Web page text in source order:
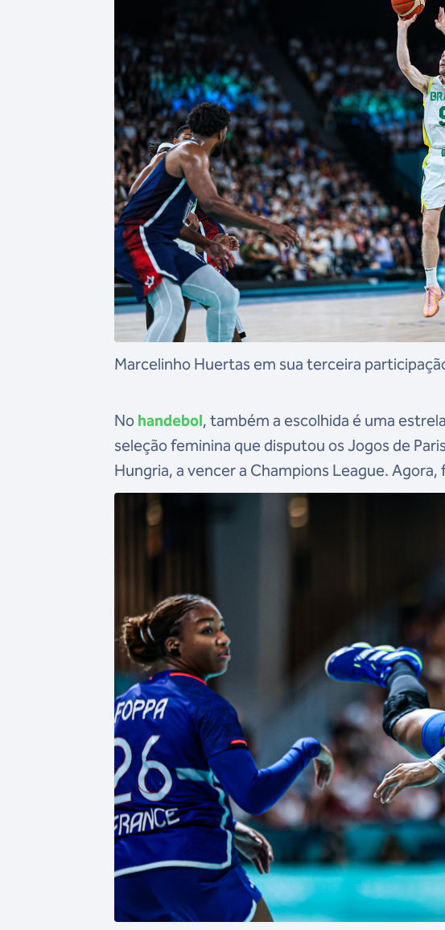
Marcelinho Huertas em sua terceira
No handebol, também a escolhida é uma
seleção feminina que disputou os Jogos de
Hungria, a vencer a Champions League.